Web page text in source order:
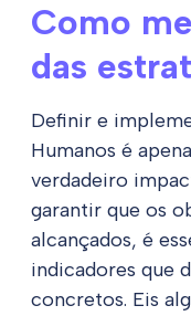
Como
das
Definir e
Humanos é
verdadeiro
garantir que os
alcançados, é
indicadores que
concretos. Eis